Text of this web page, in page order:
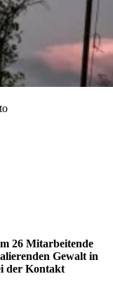
26 Mitarbeitende
Gewalt in
der Kontakt